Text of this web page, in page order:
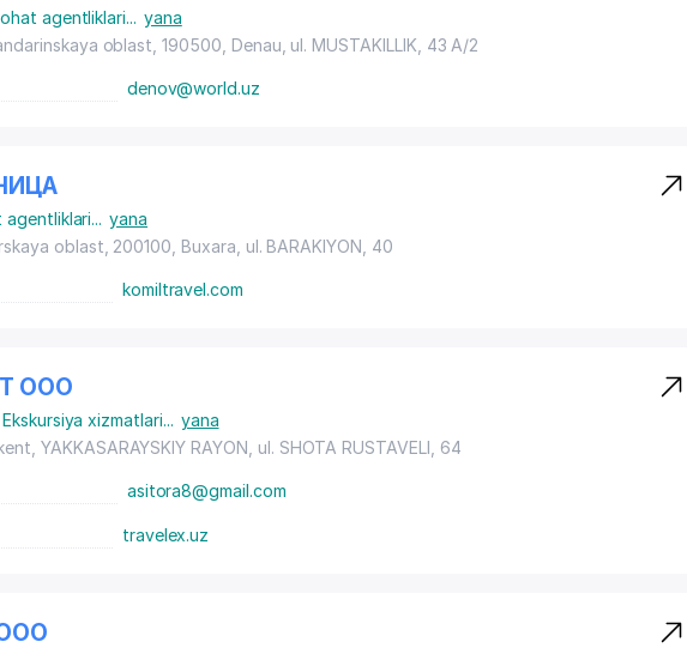
agentliklari... yana
oblast, 190500, Denau, ul. MUSTAKILLIK , 43 A/2
denov@world.uz
agentliklari... yana
oblast, 200100, Buxara, ul. BARAKIYON , 40
komiltravel.com
ООО
Ekskursiya xizmatlari... yana
YAKKASARAYSKIY RAYON , ul. SHOTA RUSTAVELI, 64
asitora8@gmail.com
travelex.uz
ООО